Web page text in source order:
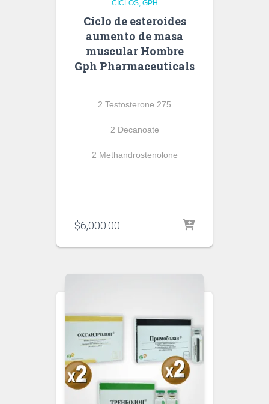
CICLOS GPH
Ciclo de esteroides
aumento de masa
muscular Hombre
Gph Pharmaceuticals
2 Testosterone 275
2 Decanoate
2 Methandrostenolone
$6,000.00